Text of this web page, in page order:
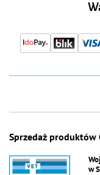
Sprzedaż produktów
w